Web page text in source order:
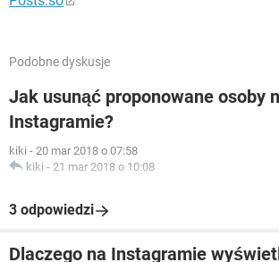
Podobne dyskusje
Jak usunąć proponowane osoby
Instagramie?
kiki - 20 mar 2018 o 07:58
kiki - 21 mar 2018 o 10:08
3 odpowiedzi
Dlaczego na Instagramie